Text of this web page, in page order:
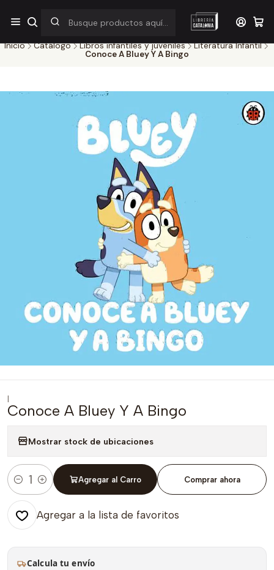
¡Por pocos días! Despacho a $1.000 en RM por compras sobre
$38.000
Inicio Catálogo Libros infantiles y juveniles
Literatura Infantil
Conoce A Bluey Y A Bingo
|
Conoce A Bluey Y A Bingo
Mostrar stock de ubicaciones
Cantidad
Agregar al Carro Comprar ahora
Agregar a la lista de favoritos
Calcula tu envío